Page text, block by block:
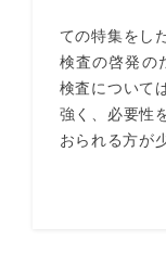
ての特集をし
検査の啓発の
検査について
強く、必要性
おられる方が